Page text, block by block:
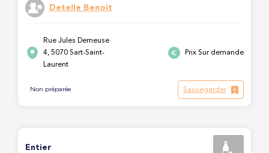
Detelle Benoit
Rue Jules Demeuse
4, 5070 Sart-Saint-
Laurent
Prix Sur demande
Non préparée Sauvegarder
Entier